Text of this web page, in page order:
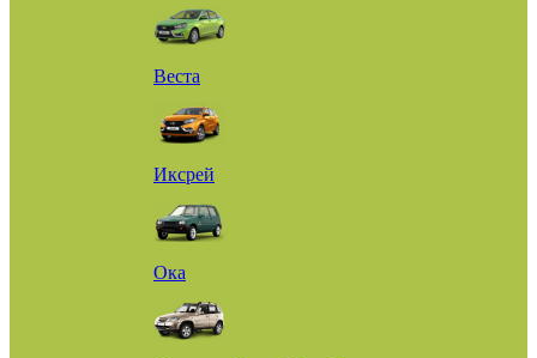
Веста
Иксрей
Ока